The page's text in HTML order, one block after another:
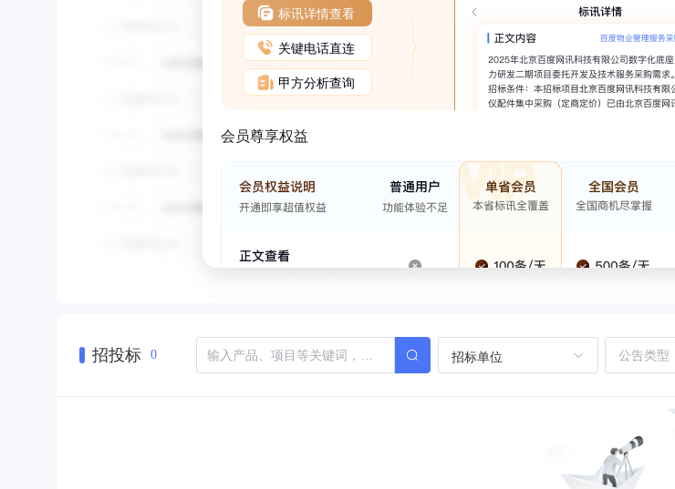
标讯详情查看
关键电话直连
甲方分析查询
会员尊享权益
招投标 0 招标单位